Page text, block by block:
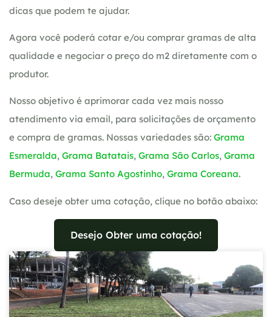
dicas que podem te ajudar.
Agora você poderá cotar e/ou comprar gramas de alta
qualidade e negociar o preço do m2 diretamente com o
produtor.
Nosso objetivo é aprimorar cada vez mais nosso
atendimento via email, para solicitações de orçamento
e compra de gramas. Nossas variedades são: Grama
Esmeralda, Grama Batatais, Grama São Carlos, Grama
Bermuda, Grama Santo Agostinho, Grama Coreana.
Caso deseje obter uma cotação, clique no botão abaixo:
Desejo Obter uma cotação!